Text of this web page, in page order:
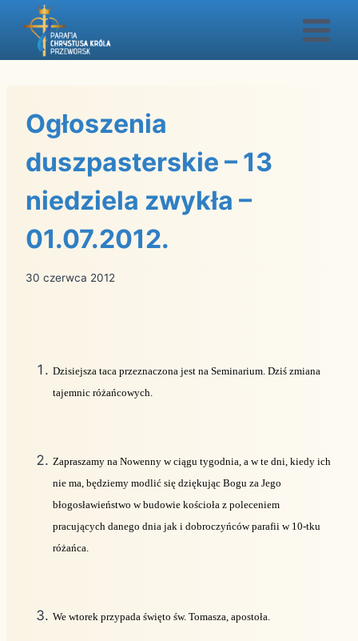
Przejdź
Ogłoszenia
duszpasterskie – 13
niedziela zwykła –
01.07.2012.
30 czerwca 2012
Dzisiejsza taca przeznaczona jest na Seminarium. Dziś zmiana
tajemnic różańcowych.
Zapraszamy na Nowenny w ciągu tygodnia, a w te dni, kiedy ich
nie ma, będziemy modlić się dziękując Bogu za Jego
błogosławieństwo w budowie kościoła z poleceniem
pracujących danego dnia jak i dobroczyńców parafii w 10-tku
różańca.
We wtorek przypada święto św. Tomasza, apostoła.